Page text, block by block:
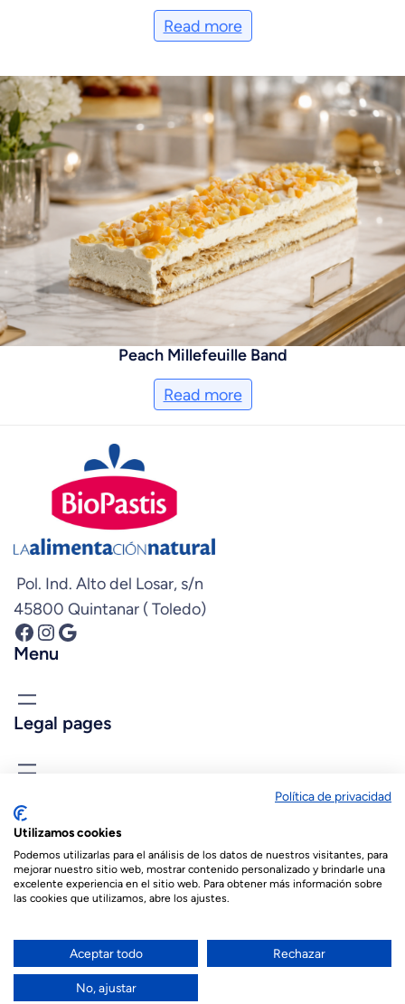
Read more
Peach Millefeuille Band
Read more
Pol. Ind. Alto del Losar, s/n
45800 Quintanar ( Toledo)
Facebook InstagramGoogle
Menu
Legal pages
+34 925 180 903
© 2026 Biopastis.com
English French)
العربية
Política de privacidad
Utilizamos cookies
Podemos utilizarlas para el análisis de los datos de nuestros visitantes, para
mejorar nuestro sitio web, mostrar contenido personalizado y brindarle una
excelente experiencia en el sitio web. Para obtener más información sobre
las cookies que utilizamos, abre los ajustes.
Aceptar todo Rechazar
No, ajustar